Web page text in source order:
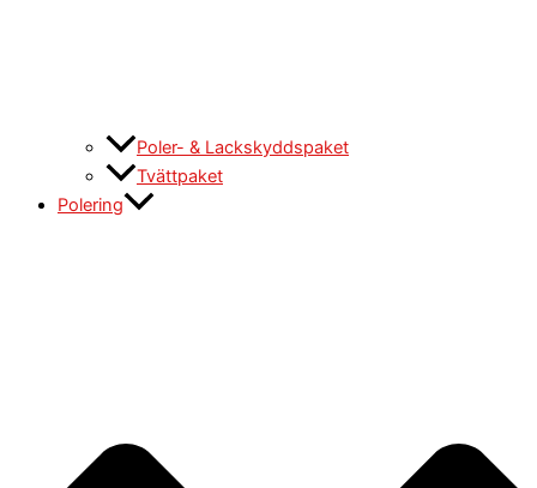
Poler- & Lackskyddspaket
Tvättpaket
Polering